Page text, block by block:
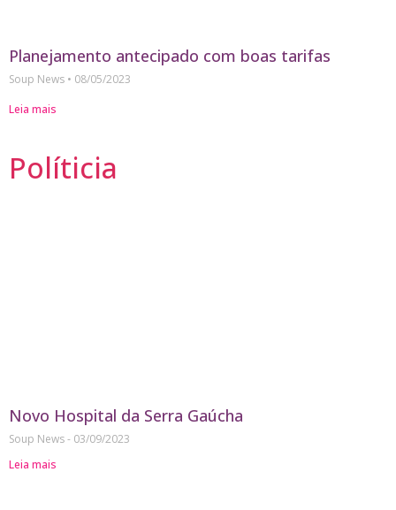
Planejamento antecipado com boas tarifas
Soup News
08/05/2023
Leia mais
Políticia
Novo Hospital da Serra Gaúcha
Soup News
03/09/2023
Leia mais